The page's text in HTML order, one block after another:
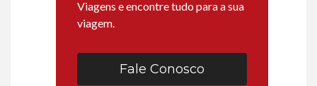
Viagens e encontre tudo para a sua
viagem.
Fale Conosco